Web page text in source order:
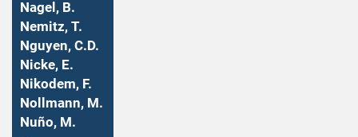
Nagel, B.
Nemitz, T.
Nguyen, C.D.
Nicke, E.
Nikodem, F.
Nollmann, M.
Nuño, M.